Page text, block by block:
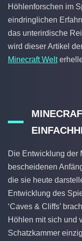
Höhlenforschen im
eindringlichen
das unterirdische
wird dieser Artikel
Minecraft Welt
Die Entwicklung der
bescheidenen
die sie heute
Entwicklung des
‘Caves & Cliffs’
Höhlen mit sich und
Schatzkammer